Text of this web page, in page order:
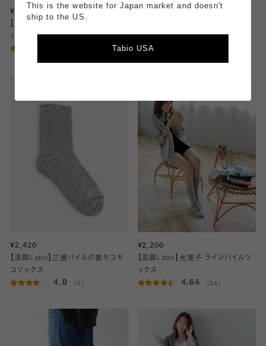
¥3,300
【温脚Labo】薄手インナーレギンス
¥2,420
【温脚Labo】三層パイルの裏モコモ
コソックス
4.0 （2）
¥2,200
【温脚Labo】光電子 ラインパイルソ
ックス
4.64 （14）
This is the website for Japan market and doesn't
ship to the US.
Tabio USA